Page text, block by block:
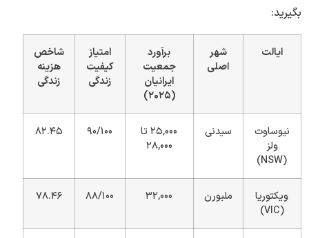
بگیرید:
ایالت
شهر
اصلی
برآورد
جمعیت
ایرانیان
(۲۰۲۵)
امتیاز
کیفیت
زندگی
شاخص
هزینه
زندگی
نیوساوت
ولز
(NSW)
سیدنی
۲۵,۰۰۰ تا
۲۸,۰۰۰
۹۰/۱۰۰ ۸۲.۴۵
ویکتوریا
(VIC)
ملبورن ۳۲,۰۰۰ ۸۸/۱۰۰ ۷۸.۴۶